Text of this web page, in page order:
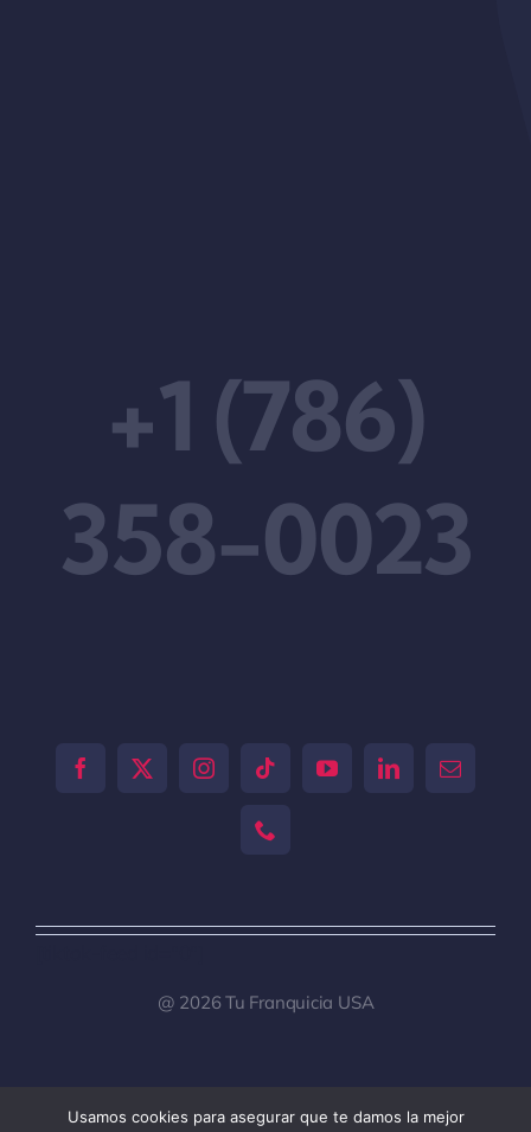
+1 (786)
358-0023
@ 2026 Tu Franquicia USA
Usamos cookies para asegurar que te damos la mejor